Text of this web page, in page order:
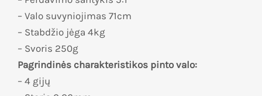
– Valo suvyniojimas 71cm
– Stabdžio jėga 4kg
– Svoris 250g
Pagrindinės charakteristikos pinto valo:
– 4 gijų